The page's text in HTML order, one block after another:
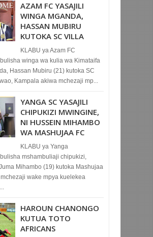
AZAM FC YASAJILI
WINGA MGANDA,
HASSAN MUBIRU
KUTOKA SC VILLA
KLABU ya Azam FC
winga wa kulia wa Kimataifa
Hassan Mubiru (21) kutoka SC
Kampala akiwa mchezaji mp...
YANGA SC YASAJILI
CHIPUKIZI MWINGINE,
NI HUSSEIN MIHAMBO
WA MASHUJAA FC
KLABU ya Yanga
mshambuliaji chipukizi,
Mihambo (19) kutoka Mashujaa
mchezaji wake mpya kuelekea
HAROUN CHANONGO
KUTUA TOTO
AFRICANS